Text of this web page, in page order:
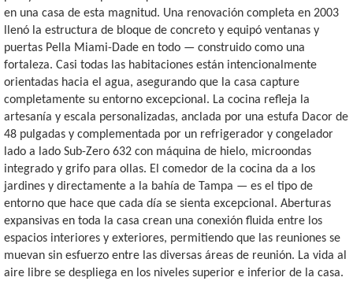
en una casa de esta magnitud. Una renovación completa en 2003
llenó la estructura de bloque de concreto y equipó ventanas y
puertas Pella Miami-Dade en todo — construido como una
fortaleza. Casi todas las habitaciones están intencionalmente
orientadas hacia el agua, asegurando que la casa capture
completamente su entorno excepcional. La cocina refleja la
artesanía y escala personalizadas, anclada por una estufa Dacor de
48 pulgadas y complementada por un refrigerador y congelador
lado a lado Sub-Zero 632 con máquina de hielo, microondas
integrado y grifo para ollas. El comedor de la cocina da a los
jardines y directamente a la bahía de Tampa — es el tipo de
entorno que hace que cada día se sienta excepcional. Aberturas
expansivas en toda la casa crean una conexión fluida entre los
espacios interiores y exteriores, permitiendo que las reuniones se
muevan sin esfuerzo entre las diversas áreas de reunión. La vida al
aire libre se despliega en los niveles superior e inferior de la casa.